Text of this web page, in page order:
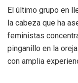
El último grupo en
la cabeza que ha
feministas
pinganillo en la
con amplia